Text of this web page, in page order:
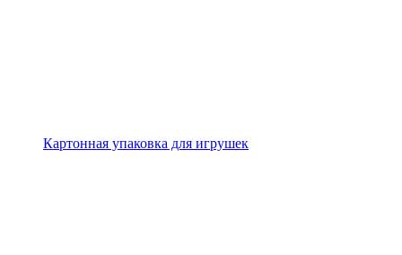
Картонная упаковка для игрушек